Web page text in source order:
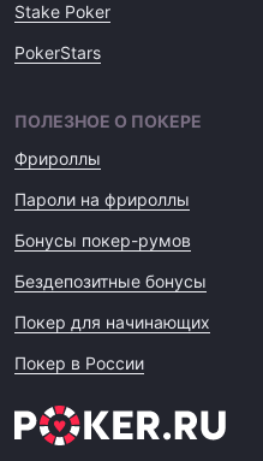
Stake Poker
PokerStars
ПОЛЕЗНОЕ О ПОКЕРЕ
Фрироллы
Пароли на фрироллы
Бонусы покер-румов
Бездепозитные бонусы
Покер для начинающих
Покер в России